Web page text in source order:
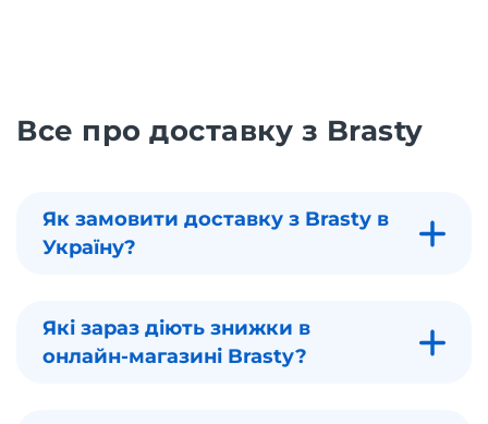
Все про доставку з Brasty
Як замовити доставку з Brasty в
Україну?
Які зараз діють знижки в
онлайн-магазині Brasty?